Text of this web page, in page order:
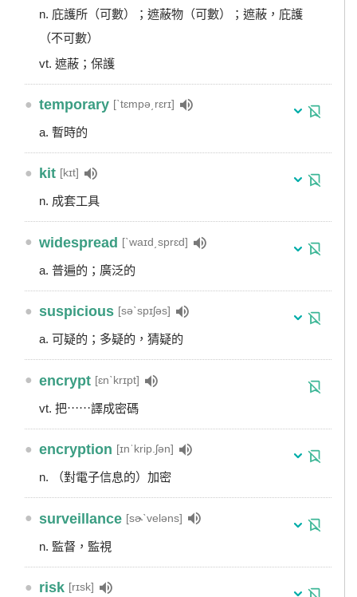
n. 庇護所（可數）；遮蔽物（可數）；遮蔽，庇護
（不可數）
vt. 遮蔽；保護
● temporary [ˋtɛmpə͵rɛrɪ]
a. 暫時的
● kit [kɪt]
n. 成套工具
● widespread [ˋwaɪd͵sprɛd]
a. 普遍的；廣泛的
● suspicious [səˋspɪʃəs]
a. 可疑的；多疑的，猜疑的
● encrypt [ɛnˋkrɪpt]
vt. 把⋯⋯譯成密碼
● encryption [ɪnˈkrip.ʃən]
n. （對電子信息的）加密
● surveillance [sɚˋveləns]
n. 監督，監視
● risk [rɪsk]